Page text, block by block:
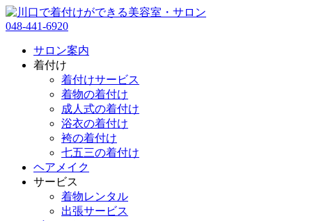
048-441-6920
サロン案内
着付け
着付けサービス
着物の着付け
成人式の着付け
浴衣の着付け
袴の着付け
七五三の着付け
ヘアメイク
サービス
着物レンタル
出張サービス